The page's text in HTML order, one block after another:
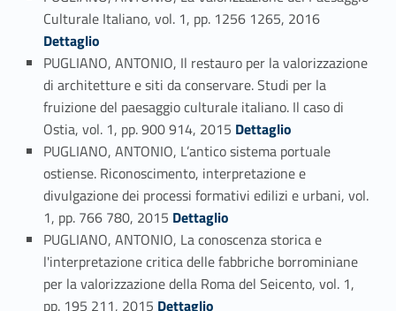
Culturale Italiano, vol. 1, pp. 1256 1265, 2016
Dettaglio
PUGLIANO, ANTONIO, Il restauro per la valorizzazione
di architetture e siti da conservare. Studi per la
fruizione del paesaggio culturale italiano. Il caso di
Ostia, vol. 1, pp. 900 914, 2015 Link identifier #identifier_person_33117-67
Dettaglio
PUGLIANO, ANTONIO, L’antico sistema portuale
ostiense. Riconoscimento, interpretazione e
divulgazione dei processi formativi edilizi e urbani, vol.
1, pp. 766 780, 2015 Link identifier #identifier_person_88292-68
Dettaglio
PUGLIANO, ANTONIO, La conoscenza storica e
l'interpretazione critica delle fabbriche borrominiane
per la valorizzazione della Roma del Seicento, vol. 1,
pp. 195 211, 2015 Link identifier #identifier_person_71340-69
Dettaglio